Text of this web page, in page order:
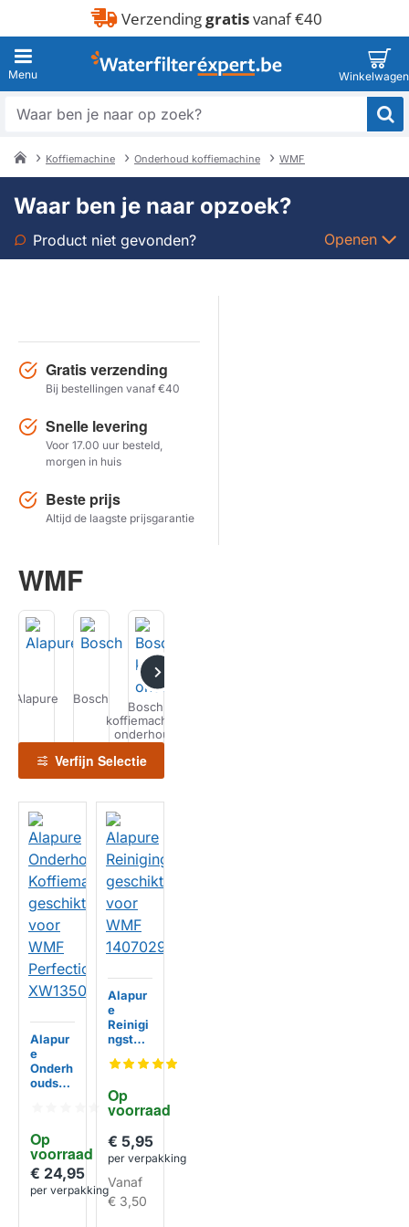
Verzendinggratisvanaf €40
Waar
zoek?
Koffiemachine Onderhoud koffiemachine WMF
Waar ben je naar opzoek?
Product niet gevonden? Openen
Model
Herstel zoekopdracht
Gratis verzending
Bij bestellingen vanaf €40
Snelle levering
Voor 17.00 uur besteld,
morgen in huis
Beste prijs
Altijd de laagste prijsgarantie
WMF
Alapure Bosch
Bosch
koffiemachine
onderhoud
Verfijn Selectie
HUISMERK
Op
voorraad
Alapur
e
Onderh
oudsse
geschi
kt voor
WMF
Perfect
ion
€ 24,95
per verpakking
HUISMERK
Op
voorraad
Alapur
e
Reinigi
ngstabl
geschi
WMF
140702
€ 5,95
per verpakking
Vanaf
€ 3,50